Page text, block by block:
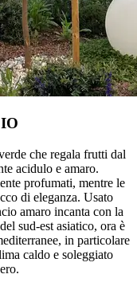
che regala frutti dal
acidulo e amaro.
profumati, mentre le
di eleganza. Usato
amaro incanta con la
sud-est asiatico, ora è
in particolare
caldo e soleggiato